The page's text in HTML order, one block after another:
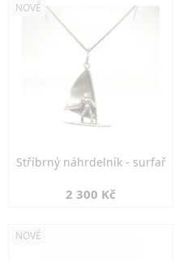
NOVÉ
Stříbrný náhrdelník - surfař
2 300 Kč
NOVÉ